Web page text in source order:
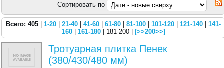
Сортировать по
Всего: 405 1-20 21-40 41-60 61-80 81-100 101-120 121-140
141-
160| 161-180| 181-200 | [>>200>>]
Тротуарная плитка Пенек
(380/430/480 мм)